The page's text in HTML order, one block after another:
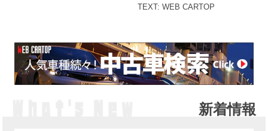
TEXT: WEB CARTOP
新着情報